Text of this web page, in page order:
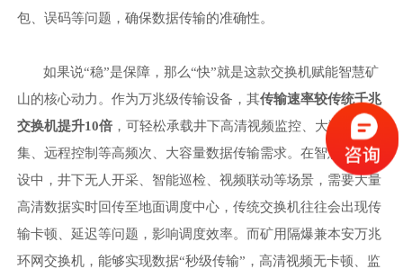
包、误码等问题，确保数据传输的准确性。
如果说“稳”是保障，那么“快”就是这款交换机赋能智慧矿
山的核心动力。作为万兆级传输设备，其传输速率较传统千兆
交换机提升10倍，可轻松承载井下高清视频监控、大数据采
集、远程控制等高频次、大容量数据传输需求。在智慧矿山建
设中，井下无人开采、智能巡检、视频联动等场景，需要大量
高清数据实时回传至地面调度中心，传统交换机往往会出现传
输卡顿、延迟等问题，影响调度效率。而矿用隔爆兼本安万兆
环网交换机，能够实现数据“秒级传输”，高清视频无卡顿、监